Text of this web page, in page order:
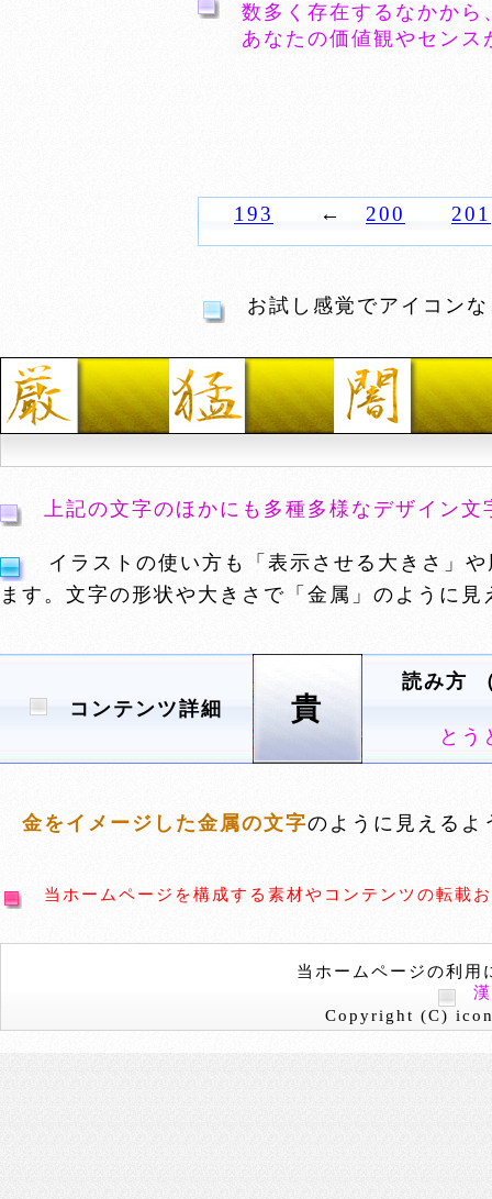
数多く存在するなかか
あなたの価値観やセン
193 ← 200 201
お試し感覚でアイコンな
上記の文字のほかにも多種多様なデザイン文
イラストの使い方も「表示させる大きさ」
ます。文字の形状や大きさで「金属」のように
コンテンツ詳細 貴
読み方
とう
金をイメージした金属の文字のように見えるよ
当ホームページを構成する素材やコンテンツの転載
当ホームページの利用
Copyright (C)